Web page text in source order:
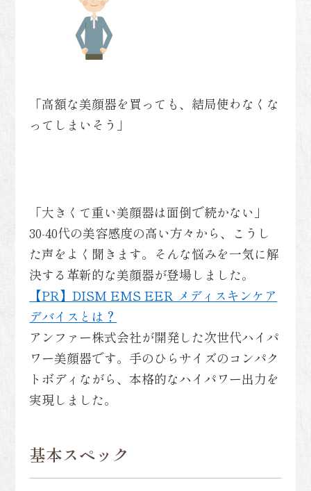
「高額な美顔器を買っても、結局使わなくな
ってしまいそう」
「大きくて重い美顔器は面倒で続かない」
30-40代の美容感度の高い方々から、こうし
た声をよく聞きます。そんな悩みを一気に解
決する革新的な美顔器が登場しました。
【PR】DISM EMS EER メディスキンケア
デバイスとは？
アンファー株式会社が開発した次世代ハイパ
ワー美顔器です。手のひらサイズのコンパク
トボディながら、本格的なハイパワー出力を
実現しました。
基本スペック